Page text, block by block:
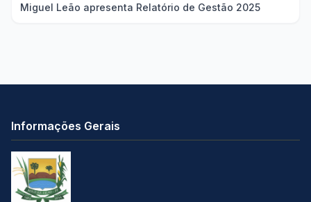
Miguel Leão apresenta Relatório de Gestão 2025
Informações Gerais